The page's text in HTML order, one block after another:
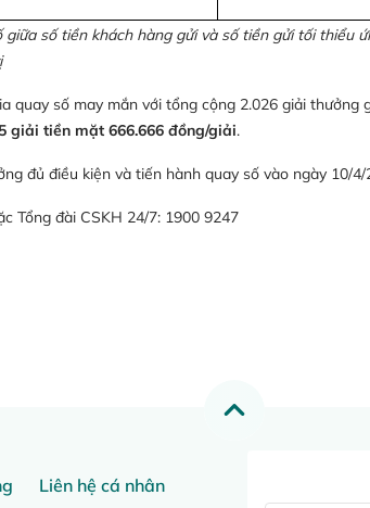
số tiền khách hàng gửi và số tiền gửi tối thiểu
quay số may mắn với tổng cộng 2.026 giải thưởng
giải tiền mặt 666.666 đồng/giải.
đủ điều kiện và tiến hành quay số vào ngày 10/4/
Tổng đài CSKH 24/7: 1900 9247
Liên hệ cá nhân